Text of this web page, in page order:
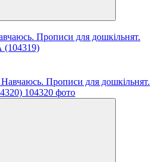
Прописи для дошкільнят.
(104319)